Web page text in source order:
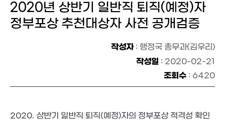
2020년 상반기 일반직 퇴직(예정)자
정부포상 추천대상자 사전 공개검증
작성자: 행정국 총무과(김우리)
작성일 : 2020-02-21
조회수 : 6420
2020. 상반기 일반직 퇴직(예정)자의 정부포상 적격성 확인